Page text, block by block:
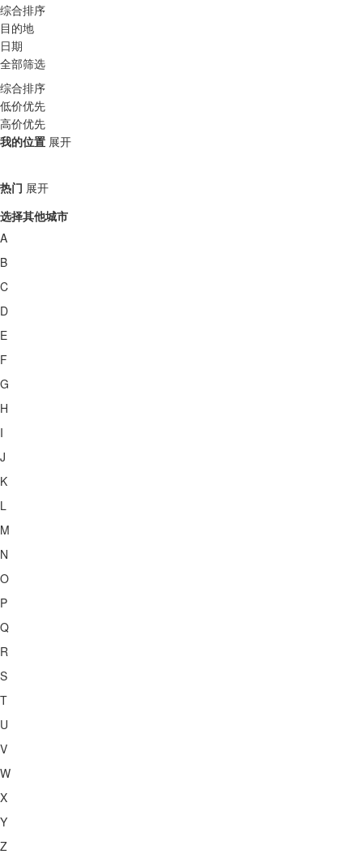
综合排序
目的地
日期
全部筛选
综合排序
低价优先
高价优先
我的位置 展开
热门 展开
选择其他城市
A
B
C
D
E
F
G
H
I
J
K
L
M
N
O
P
Q
R
S
T
U
V
W
X
Y
Z